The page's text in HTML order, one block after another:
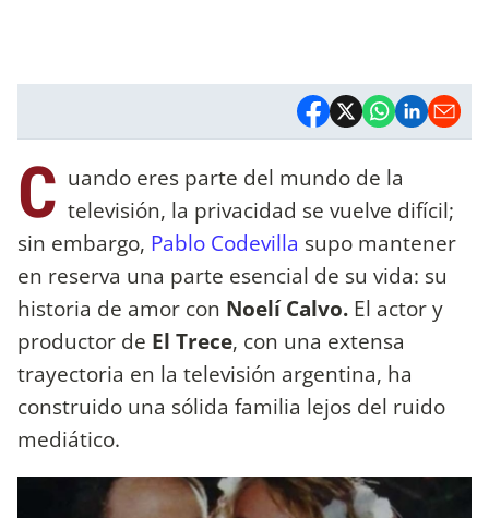
C uando eres parte del mundo de la
televisión, la privacidad se vuelve difícil;
sin embargo, Pablo Codevilla supo mantener
en reserva una parte esencial de su vida: su
historia de amor con Noelí Calvo. El actor y
productor de El Trece, con una extensa
trayectoria en la televisión argentina, ha
construido una sólida familia lejos del ruido
mediático.